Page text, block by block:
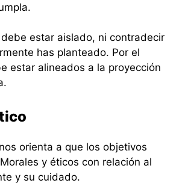
estar aislado, ni contradecir
has planteado. Por el
estar alineados a la proyección
orienta a que los objetivos
y éticos con relación al
y su cuidado.